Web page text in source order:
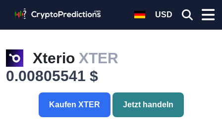
USD
Xterio XTER
0.00805541 $
Kaufen XTER Jetzt handeln